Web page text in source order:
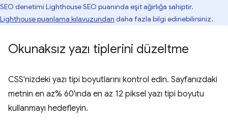
SEO denetimi Lighthouse SEO puanında eşit ağırlığa sahiptir.
Lighthouse puanlama kılavuzundan daha fazla bilgi edinebilirsiniz.
Okunaksız yazı tiplerini düzeltme
CSS'nizdeki yazı tipi boyutlarını kontrol edin. Sayfanızdaki
metnin en az% 60'ında en az 12 piksel yazı tipi boyutu
kullanmayı hedefleyin.